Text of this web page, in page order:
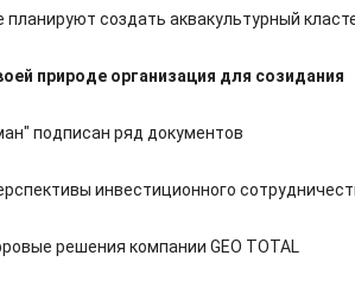
создать аквакультурный
природе организация для созидания
подписан ряд документов
инвестиционного
решения компании GEO TOTAL